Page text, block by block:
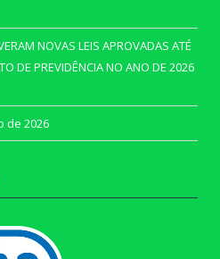
NOVAS LEIS APROVADAS ATÉ
DE PREVIDÊNCIA NO ANO DE 2026
de 2026